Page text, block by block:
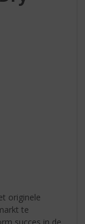
originele
te
succes in de